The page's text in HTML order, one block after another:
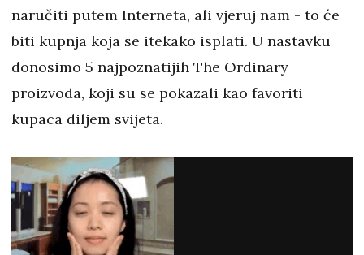
naručiti putem Interneta, ali vjeruj nam - to će
biti kupnja koja se itekako isplati. U nastavku
donosimo 5 najpoznatijih The Ordinary
proizvoda, koji su se pokazali kao favoriti
kupaca diljem svijeta.